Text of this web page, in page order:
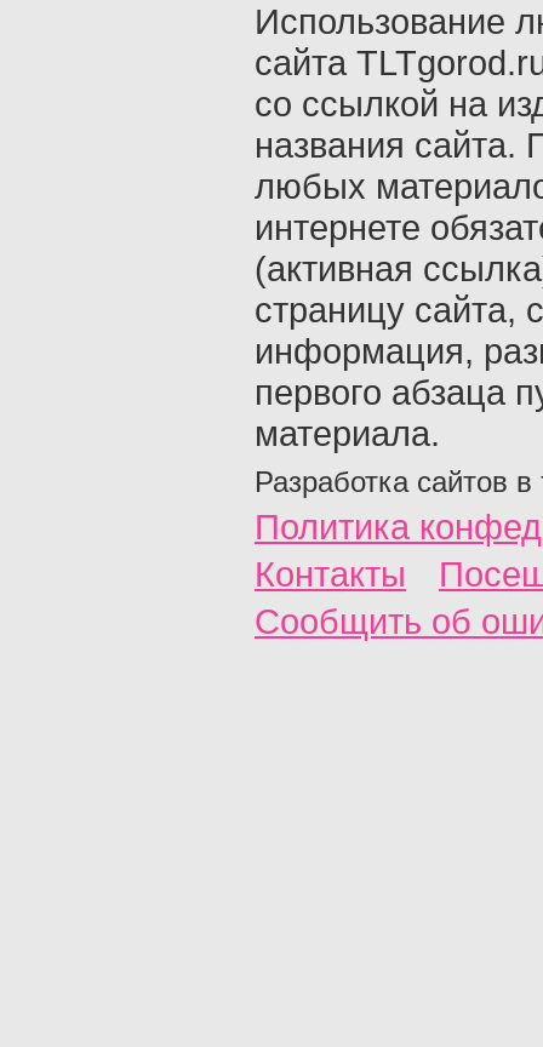
Использование
сайта
со ссылкой на
названия сайта.
любых
интернете
(активная
страницу сайта,
информация,
первого абзаца
материала.
Разработка сайтов в
Политика
Контакты
Сообщить об